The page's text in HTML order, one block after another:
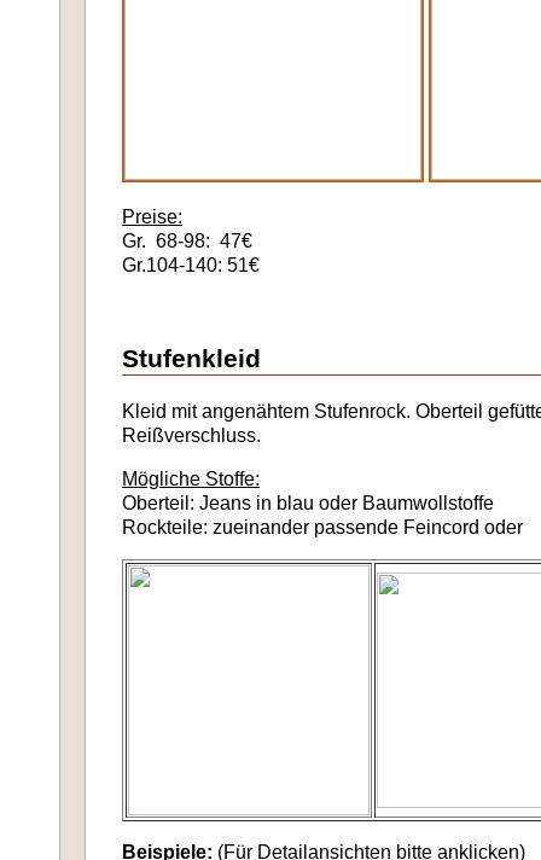
Preise:
Gr. 68-98: 47€
Gr.104-140: 51€
Stufenkleid
Kleid mit angenähtem Stufenrock. Oberteil
Reißverschluss.
Mögliche Stoffe:
Oberteil: Jeans in blau oder Baumwollstoffe
Rockteile: zueinander passende Feincord oder
Beispiele: (Für Detailansichten bitte anklicken)